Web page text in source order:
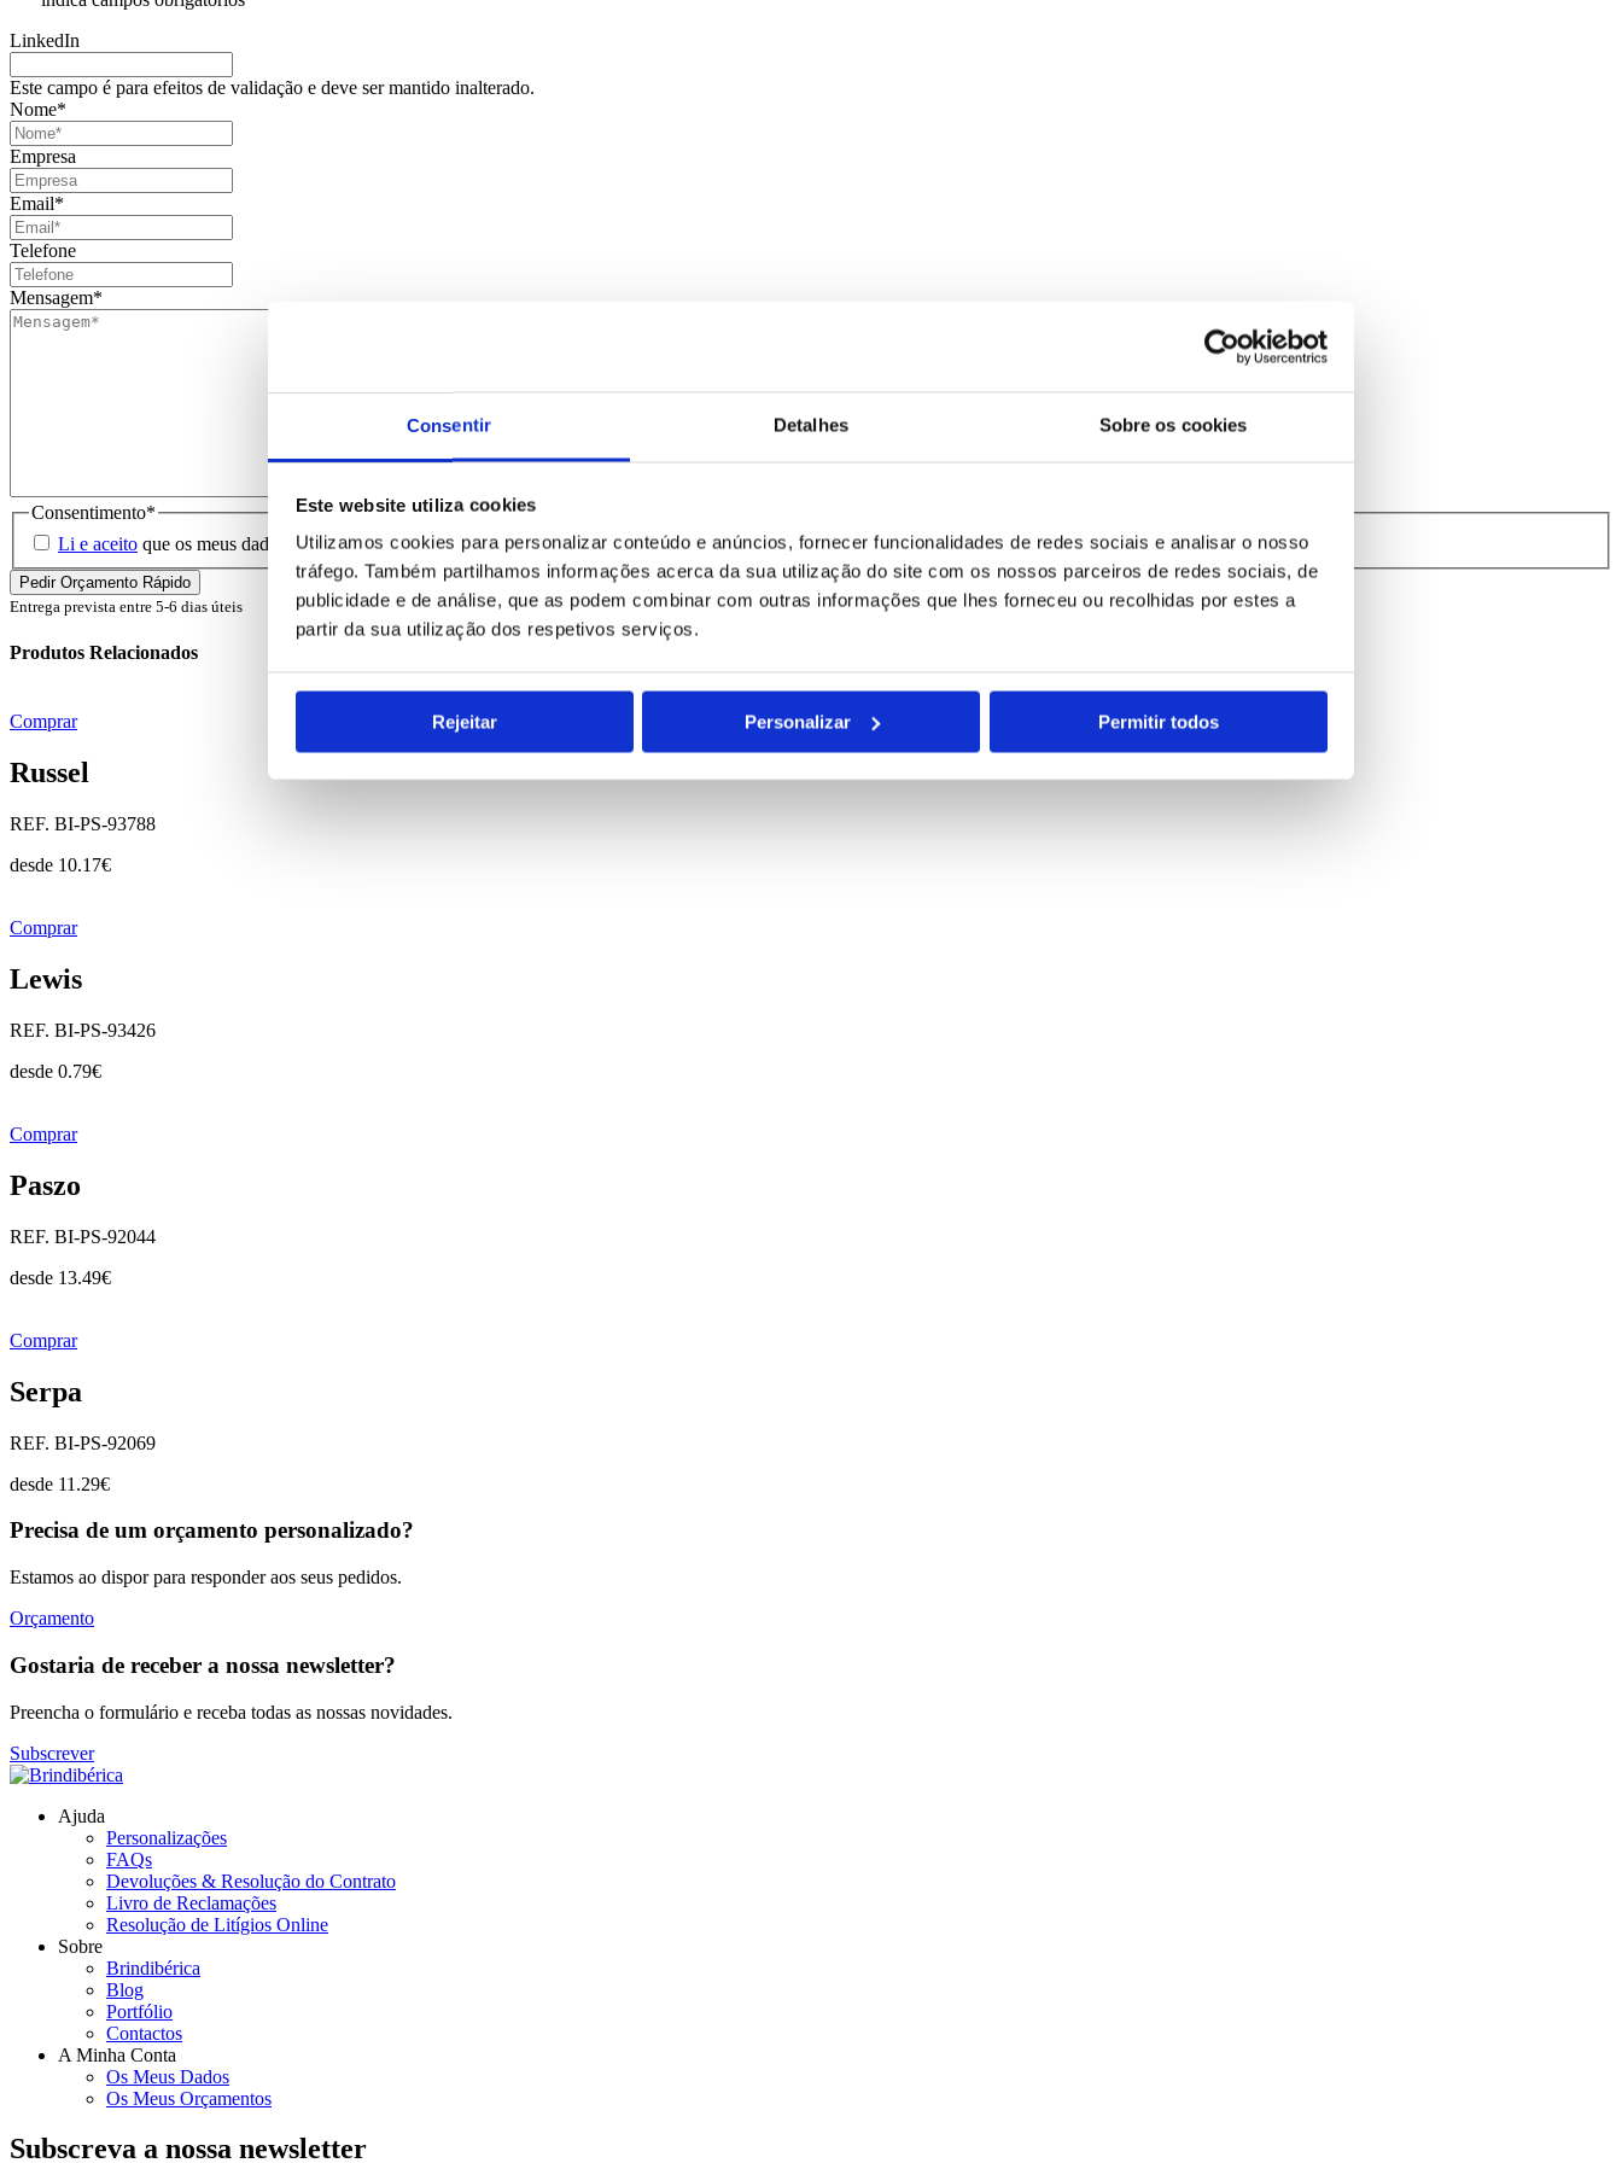
Consentir Detalhes Sobre os cookies
Este website utiliza cookies
Utilizamos cookies para personalizar conteúdo e anúncios, fornecer funcionalidades de redes sociais e analisar o nosso
tráfego. Também partilhamos informações acerca da sua utilização do site com os nossos parceiros de redes sociais, de
publicidade e de análise, que as podem combinar com outras informações que lhes forneceu ou recolhidas por estes a
partir da sua utilização dos respetivos serviços.
Rejeitar Personalizar Permitir todos
LinkedIn
Este campo é para efeitos de validação e deve ser mantido inalterado.
Nome*
Empresa
Email*
Telefone
Mensagem*
Consentimento*
Li e aceito que os meus dados sejam guardados em base de dados para tratamento deste contacto, única e exclusivamente por parte da Brindibérica.
Entrega prevista entre 5-6 dias úteis
Produtos Relacionados
Comprar
Russel
REF. BI-PS-93788
desde 10.17€
Comprar
Lewis
REF. BI-PS-93426
desde 0.79€
Comprar
Paszo
REF. BI-PS-92044
desde 13.49€
Comprar
Serpa
REF. BI-PS-92069
desde 11.29€
Precisa de um orçamento personalizado?
Estamos ao dispor para responder aos seus pedidos.
Orçamento
Gostaria de receber a nossa newsletter?
Preencha o formulário e receba todas as nossas novidades.
Subscrever
Ajuda
Personalizações
FAQs
Devoluções & Resolução do Contrato
Livro de Reclamações
Resolução de Litígios Online
Sobre
Brindibérica
Blog
Portfólio
Contactos
A Minha Conta
Os Meus Dados
Os Meus Orçamentos
Subscreva a nossa newsletter